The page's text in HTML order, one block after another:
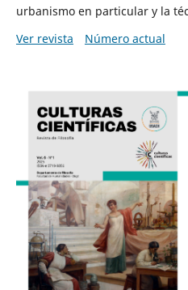
urbanismo en particular y la
Ver revista
Número actual